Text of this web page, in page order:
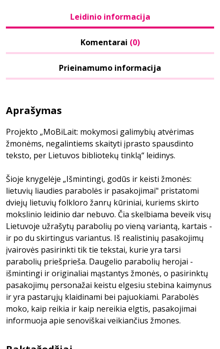
Leidinio informacija
Komentarai (0)
Prieinamumo informacija
Aprašymas
Projekto „MoBiLait: mokymosi galimybių atvėrimas
žmonėms, negalintiems skaityti įprasto spausdinto
teksto, per Lietuvos bibliotekų tinklą“ leidinys.
Šioje knygelėje „Išmintingi, godūs ir keisti žmonės:
lietuvių liaudies parabolės ir pasakojimai" pristatomi
dviejų lietuvių folkloro žanrų kūriniai, kuriems skirto
mokslinio leidinio dar nebuvo. Čia skelbiama beveik visų
Lietuvoje užrašytų parabolių po vieną variantą, kartais -
ir po du skirtingus variantus. Iš realistinių pasakojimų
įvairovės pasirinkti tik tie tekstai, kurie yra tarsi
parabolių priešprieša. Daugelio parabolių herojai -
išmintingi ir originaliai mąstantys žmonės, o pasirinktų
pasakojimų personažai keistu elgesiu stebina kaimynus
ir yra pastarųjų klaidinami bei pajuokiami. Parabolės
moko, kaip reikia ir kaip nereikia elgtis, pasakojimai
informuoja apie senoviškai veikiančius žmones.